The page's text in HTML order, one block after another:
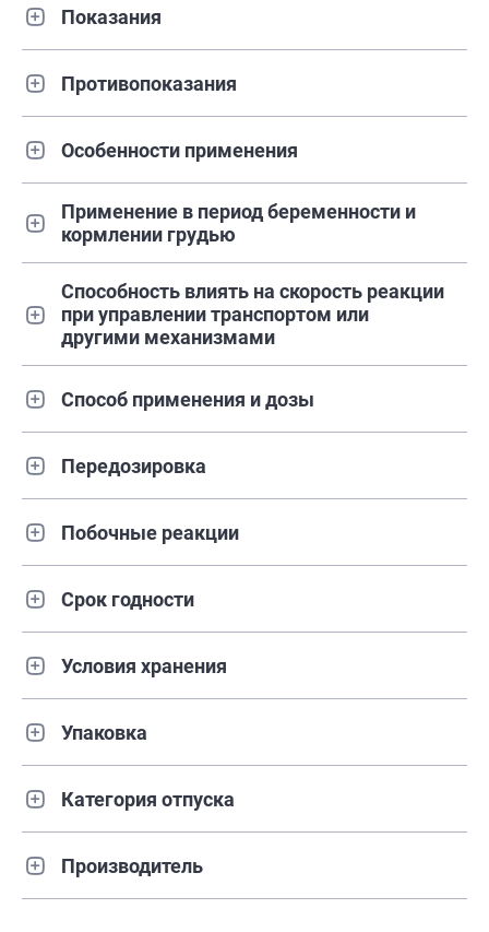
Показания
Противопоказания
Особенности применения
Применение в период беременности и
кормлении грудью
Способность влиять на скорость реакции
при управлении транспортом или
другими механизмами
Способ применения и дозы
Передозировка
Побочные реакции
Срок годности
Условия хранения
Упаковка
Категория отпуска
Производитель